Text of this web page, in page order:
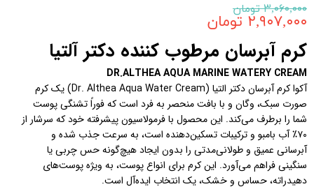
۳,۰۶۰,۰۰۰ تومان
۲,۹۰۷,۰۰۰ تومان
کرم آبرسان مرطوب کننده دکتر آلتیا
DR.ALTHEA AQUA MARINE WATERY CREAM
آکوا کرم آبرسان دکتر التیا (Dr. Althea Aqua Water Cream) یک کرم
صورت سبک، وگان و با بافت منحصر به فرد است که فوراً تشنگی پوست
شما را برطرف می‌کند. این محصول با فرمولاسیون پیشرفته خود که سرشار از
۷۰٪ آب بامبو و ترکیبات تسکین‌دهنده است، به سرعت جذب شده و
آبرسانی عمیق و طولانی‌مدتی را بدون ایجاد هیچ‌گونه حس چربی یا
سنگینی فراهم می‌آورد. این کرم برای انواع پوست، به ویژه پوست‌های
دهیدراته، حساس و خشک، یک انتخاب ایده‌آل است.